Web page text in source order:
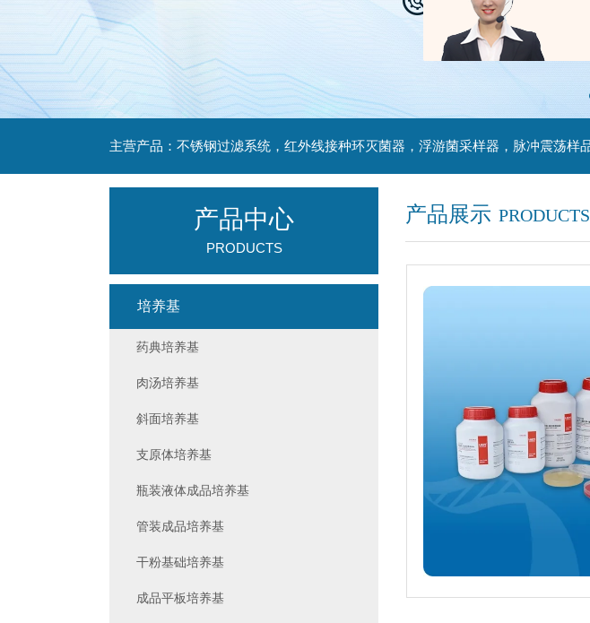
产品展示 PRODUCTS
产品中心
PRODUCTS
培养基
药典培养基
肉汤培养基
斜面培养基
支原体培养基
瓶装液体成品培养基
管装成品培养基
干粉基础培养基
成品平板培养基